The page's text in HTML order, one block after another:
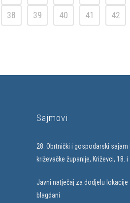
38 39 40 41 42
Sajmovi
28. Obrtnički i gospodarski sajam
križevačke županije, Križevci, 18. i
Javni natječaj za dodjelu lokacije
blagdani